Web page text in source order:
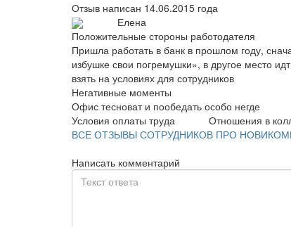
Отзыв написан 14.06.2015 года
Елена
Положительные стороны работодателя
Пришла работать в банк в прошлом году,
избушке свои погремушки», в другое место
взять на условиях для сотрудников
Негативные моменты
Офис тесноват и пообедать особо негде
Условия оплаты труда
Отношения в
ВСЕ ОТЗЫВЫ СОТРУДНИКОВ ПРО
Написать комментарий